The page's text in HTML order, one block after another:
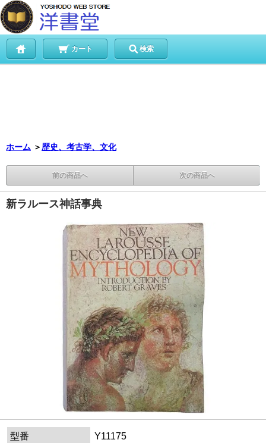
カート 検索
ホーム ＞ 歴史、考古学、文化
前の商品へ 次の商品へ
新ラルース神話事典
型番
Y11175